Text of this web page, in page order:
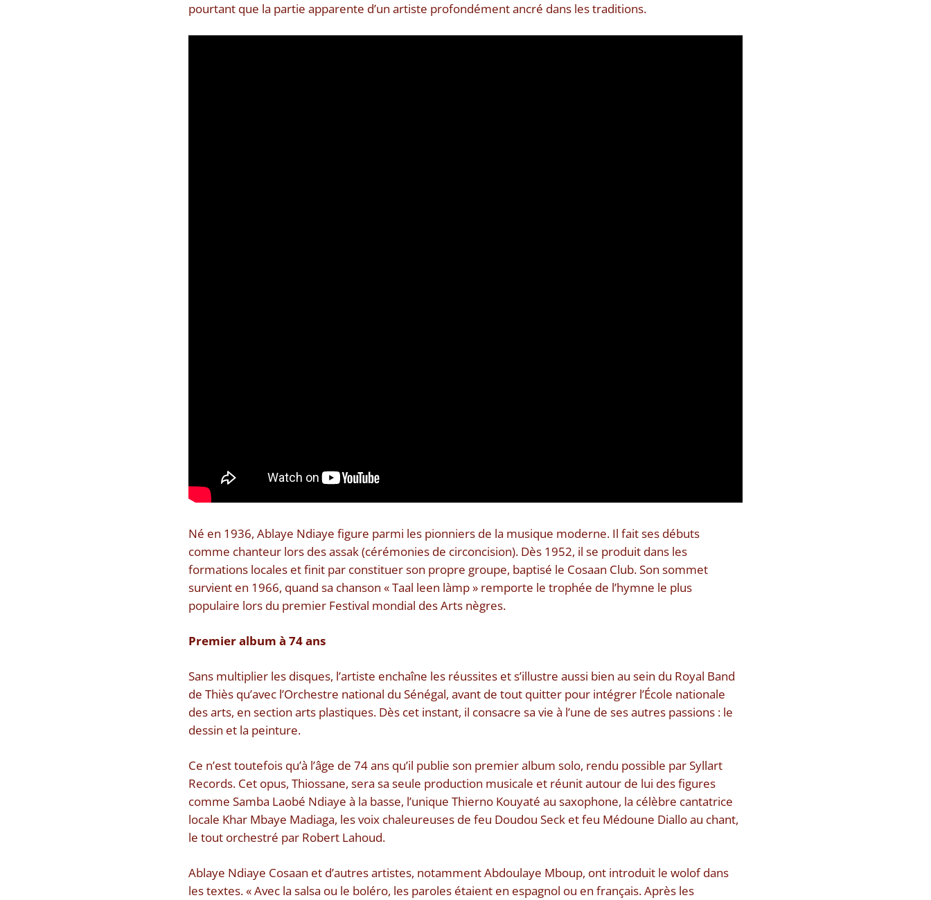
pourtant que la partie apparente d’un artiste profondément ancré dans les traditions.
Né en 1936, Ablaye Ndiaye figure parmi les pionniers de la musique moderne. Il fait ses débuts
comme chanteur lors des assak (cérémonies de circoncision). Dès 1952, il se produit dans les
formations locales et finit par constituer son propre groupe, baptisé le Cosaan Club. Son sommet
survient en 1966, quand sa chanson « Taal leen làmp » remporte le trophée de l’hymne le plus
populaire lors du premier Festival mondial des Arts nègres.
Premier album à 74 ans
Sans multiplier les disques, l’artiste enchaîne les réussites et s’illustre aussi bien au sein du Royal Band
de Thiès qu’avec l’Orchestre national du Sénégal, avant de tout quitter pour intégrer l’École nationale
des arts, en section arts plastiques. Dès cet instant, il consacre sa vie à l’une de ses autres passions : le
dessin et la peinture.
Ce n’est toutefois qu’à l’âge de 74 ans qu’il publie son premier album solo, rendu possible par Syllart
Records. Cet opus, Thiossane, sera sa seule production musicale et réunit autour de lui des figures
comme Samba Laobé Ndiaye à la basse, l’unique Thierno Kouyaté au saxophone, la célèbre cantatrice
locale Khar Mbaye Madiaga, les voix chaleureuses de feu Doudou Seck et feu Médoune Diallo au chant,
le tout orchestré par Robert Lahoud.
Ablaye Ndiaye Cosaan et d’autres artistes, notamment Abdoulaye Mboup, ont introduit le wolof dans
les textes. « Avec la salsa ou le boléro, les paroles étaient en espagnol ou en français. Après les